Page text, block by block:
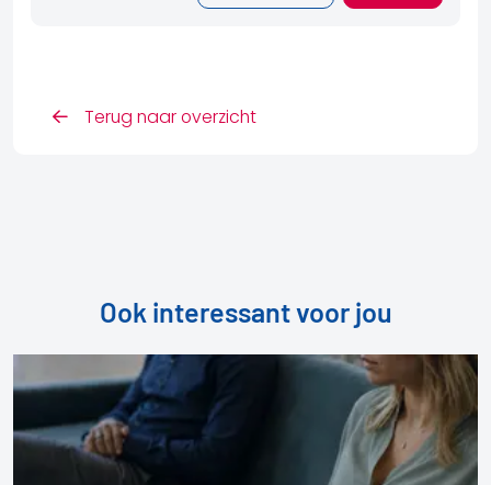
Terug naar overzicht
Ook interessant voor jou